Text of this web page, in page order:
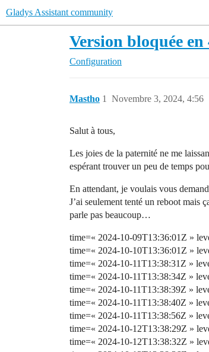
Gladys Assistant community
Version bloquée en
Configuration
Mastho Novembre 3, 2024, 4:56
1
Salut à tous,
Les joies de la paternité ne me
espérant trouver un peu de temps
En attendant, je voulais vous
J’ai seulement tenté un reboot mais
parle pas beaucoup…
time=« 2024-10-09T13:36:01Z »
time=« 2024-10-10T13:36:01Z »
time=« 2024-10-11T13:38:31Z »
time=« 2024-10-11T13:38:34Z »
time=« 2024-10-11T13:38:39Z »
time=« 2024-10-11T13:38:40Z »
time=« 2024-10-11T13:38:56Z »
time=« 2024-10-12T13:38:29Z »
time=« 2024-10-12T13:38:32Z »